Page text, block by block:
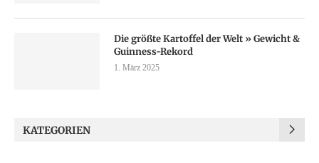
Die größte Kartoffel der Welt » Gewicht &
Guinness-Rekord
1. März 2025
KATEGORIEN